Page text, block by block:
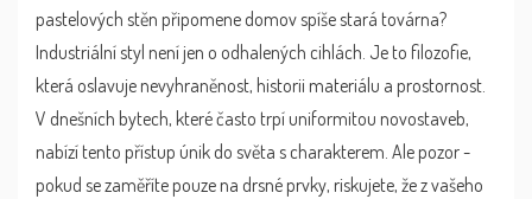
pastelových stěn připomene domov spíše stará továrna?
Industriální styl není jen o odhalených cihlách. Je to filozofie,
která oslavuje nevyhraněnost, historii materiálu a prostornost.
V dnešních bytech, které často trpí uniformitou novostaveb,
nabízí tento přístup únik do světa s charakterem. Ale pozor -
pokud se zaměříte pouze na drsné prvky, riskujete, že z vašeho